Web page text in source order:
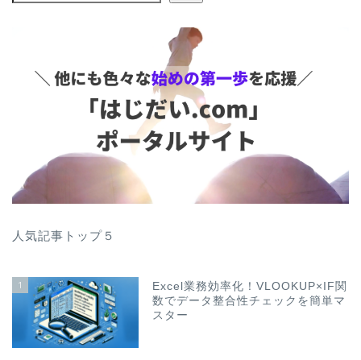
人気記事トップ５
1
Excel業務効率化！VLOOKUP×IF関
数でデータ整合性チェックを簡単マ
スター